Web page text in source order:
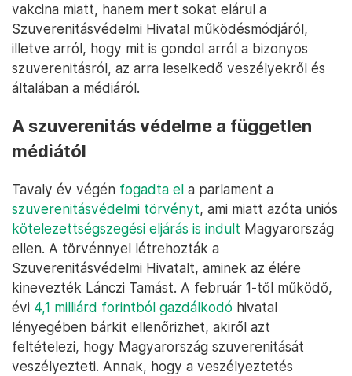
vakcina miatt, hanem mert sokat elárul a
Szuverenitásvédelmi Hivatal működésmódjáról,
illetve arról, hogy mit is gondol arról a bizonyos
szuverenitásról, az arra leselkedő veszélyekről és
általában a médiáról.
A szuverenitás védelme a független
médiától
Tavaly év végén fogadta el a parlament a
szuverenitásvédelmi törvényt, ami miatt azóta uniós
kötelezettségszegési eljárás is indult Magyarország
ellen. A törvénnyel létrehozták a
Szuverenitásvédelmi Hivatalt, aminek az élére
kinevezték Lánczi Tamást. A február 1-től működő,
évi 4,1 milliárd forintból gazdálkodó hivatal
lényegében bárkit ellenőrizhet, akiről azt
feltételezi, hogy Magyarország szuverenitását
veszélyezteti. Annak, hogy a veszélyeztetés